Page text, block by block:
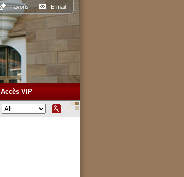
Favoris E-mail
Accès VIP